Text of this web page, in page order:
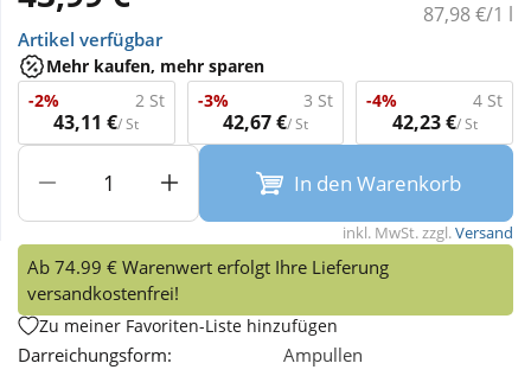
Sanitätshaus
Sport & Fitness
Tierbedarf
Wellness
Grundpreis:
87,98 €/1 l
Artikel verfügbar
Mehr kaufen, mehr sparen
-2%
2 St
43,11 €/ St
-3% 3 St
42,67 €/ St
-4% 4 St
42,23 €/ St
In den Warenkorb
inkl. MwSt. zzgl.Versand
Ab 74.99 € Warenwert erfolgt Ihre Lieferung
versandkostenfrei!
Zu meiner Favoriten-Liste hinzufügen
Darreichungsform:
Ampullen